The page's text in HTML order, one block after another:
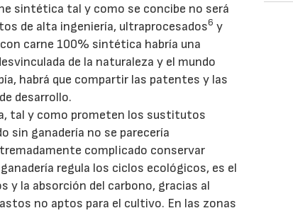
sintética tal y como se concibe no será
de alta ingeniería, ultraprocesados6 y
carne 100% sintética habría una
de la naturaleza y el mundo
habrá que compartir las patentes y las
desarrollo.
tal y como prometen los sustitutos
sin ganadería no se parecería
complicado conservar
regula los ciclos ecológicos, es el
y la absorción del carbono, gracias al
no aptos para el cultivo. En las zonas